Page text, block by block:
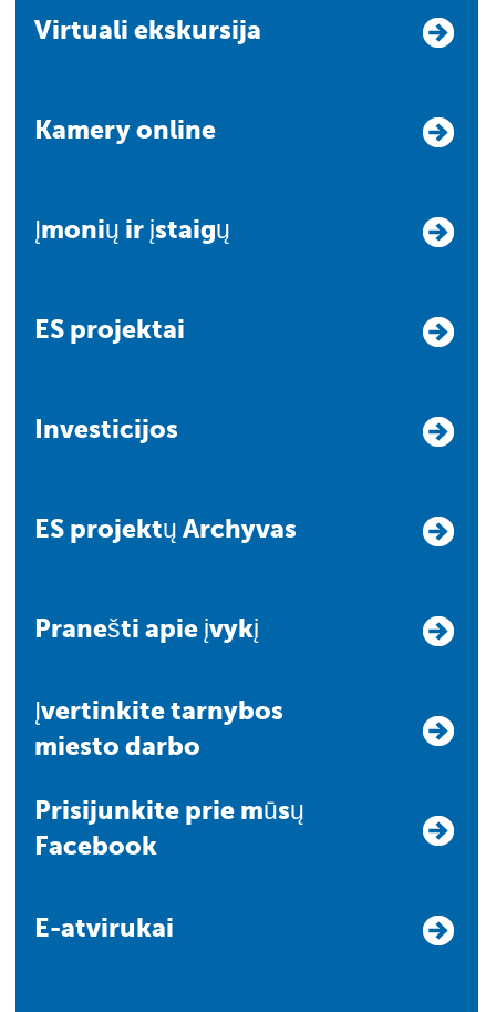
Virtuali ekskursija
Kamery online
Įmonių ir įstaigų
ES projektai
Investicijos
ES projektų Archyvas
Pranešti apie įvykį
Įvertinkite tarnybos
miesto darbo
Prisijunkite prie mūsų
Facebook
E-atvirukai